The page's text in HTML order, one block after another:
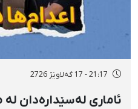
21:17 - 17 گەلاوێژ 2726